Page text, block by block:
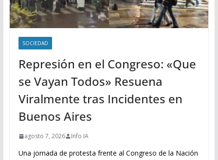
SOCIEDAD
Represión en el Congreso: «Que
se Vayan Todos» Resuena
Viralmente tras Incidentes en
Buenos Aires
agosto 7, 2026 Info IA
Una jornada de protesta frente al Congreso de la Nación